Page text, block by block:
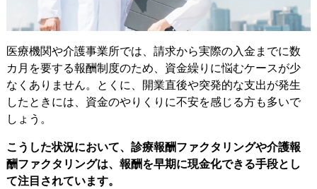
医療機関や介護事業所では、請求から実際の入金までに数
カ月を要する報酬制度のため、資金繰りに悩むケースが少
なくありません。とくに、開業直後や突発的な支出が発生
したときには、資金のやりくりに不安を感じる方も多いで
しょう。
こうした状況において、診療報酬ファクタリングや介護報
酬ファクタリングは、報酬を早期に現金化できる手段とし
て注目されています。